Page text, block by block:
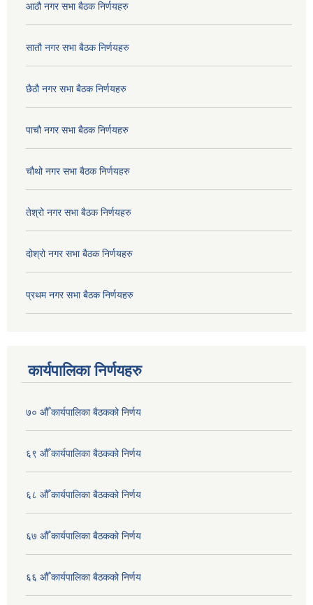
आठौ नगर सभा बैठक निर्णयहरु
सातौ नगर सभा बैठक निर्णयहरु
छैठौ नगर सभा बैठक निर्णयहरु
पाचौ नगर सभा बैठक निर्णयहरु
चौथो नगर सभा बैठक निर्णयहरु
तेश्रो नगर सभा बैठक निर्णयहरु
दोश्रो नगर सभा बैठक निर्णयहरु
प्रथम नगर सभा बैठक निर्णयहरु
कार्यपालिका निर्णयहरु
७० औँ कार्यपालिका बैठकको निर्णय
६९ औँ कार्यपालिका बैठकको निर्णय
६८ औँ कार्यपालिका बैठकको निर्णय
६७ औँ कार्यपालिका बैठकको निर्णय
६६ औँ कार्यपालिका बैठकको निर्णय